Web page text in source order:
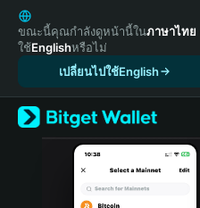
English
日本語
Tiếng Việt
Español (Latinoamérica)
Türkçe
Italiano
ขณะนี้คุณกำลังดูหน้านี้ในภาษาไทย
ใช้Englishหรือไม่
เปลี่ยนไปใช้English